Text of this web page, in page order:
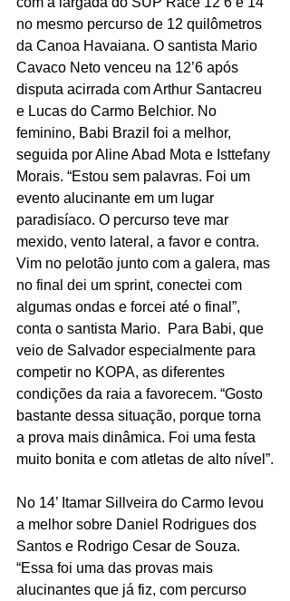
no mesmo percurso de 12 quilômetros
da Canoa Havaiana. O santista Mario
Cavaco Neto venceu na 12’6 após
disputa acirrada com Arthur Santacreu
e Lucas do Carmo Belchior. No
feminino, Babi Brazil foi a melhor,
seguida por Aline Abad Mota e Isttefany
Morais. “Estou sem palavras. Foi um
evento alucinante em um lugar
paradisíaco. O percurso teve mar
mexido, vento lateral, a favor e contra.
Vim no pelotão junto com a galera, mas
no final dei um sprint, conectei com
algumas ondas e forcei até o final”,
conta o santista Mario.  Para Babi, que
veio de Salvador especialmente para
competir no KOPA, as diferentes
condições da raia a favorecem. “Gosto
bastante dessa situação, porque torna
a prova mais dinâmica. Foi uma festa
muito bonita e com atletas de alto nível”.
No 14’ Itamar Sillveira do Carmo levou
a melhor sobre Daniel Rodrigues dos
Santos e Rodrigo Cesar de Souza.
“Essa foi uma das provas mais
alucinantes que já fiz, com percurso